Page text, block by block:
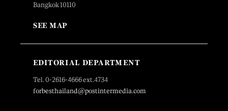
Bangkok 10110
SEE MAP
EDITORIAL DEPARTMENT
Tel. 0-2616-4666 ext.4734
forbesthailand@postintermedia.com